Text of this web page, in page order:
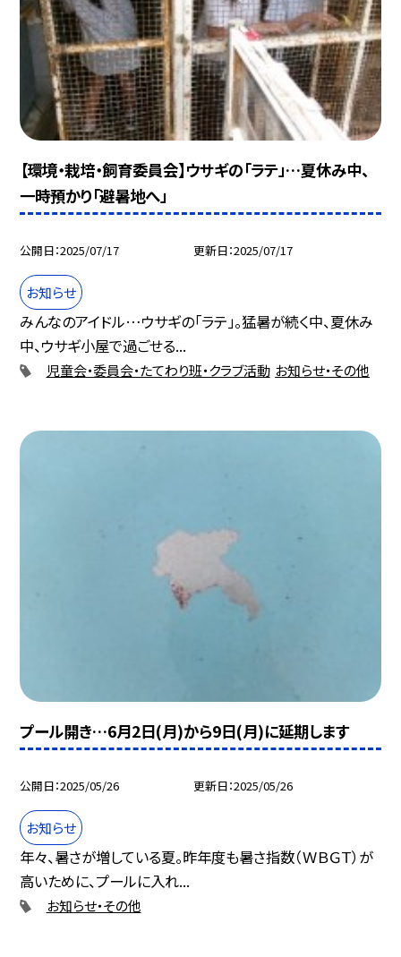
【環境・栽培・飼育委員会】ウサギの「ラテ」…夏休み中、
一時預かり「避暑地へ」
公開日 2025/07/17 更新日 2025/07/17
お知らせ
みんなのアイドル…ウサギの「ラテ」。猛暑が続く中、夏休み
中、ウサギ小屋で過ごせる...
児童会・委員会・たてわり班・クラブ活動 お知らせ・その他
プール開き…6月2日(月)から9日(月)に延期します
公開日 2025/05/26 更新日 2025/05/26
お知らせ
年々、暑さが増している夏。昨年度も暑さ指数（ＷＢＧＴ）が
高いために、プールに入れ...
お知らせ・その他